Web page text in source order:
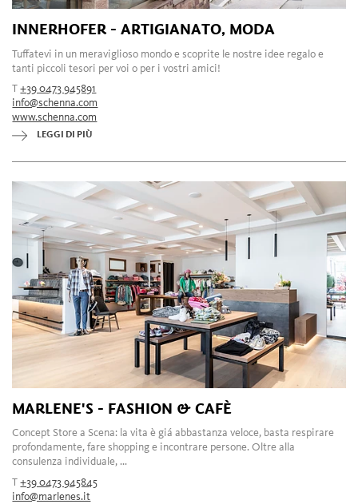
INNERHOFER - ARTIGIANATO, MODA
Tuffatevi in un meraviglioso mondo e scoprite le nostre idee regalo e
tanti piccoli tesori per voi o per i vostri amici!
T+39 0473 945891
info@schenna.com
www.schenna.com
LEGGI DI PIÙ
MARLENE'S - FASHION & CAFÈ
Concept Store a Scena: la vita è giá abbastanza veloce, basta respirare
profondamente, fare shopping e incontrare persone. Oltre alla
consulenza individuale, ...
T+39 0473 945845
info@marlenes.it